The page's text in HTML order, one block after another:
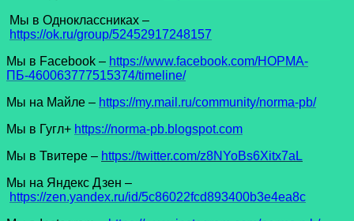
Мы в Одноклассниках –
https://ok.ru/group/52452917248157
Мы в Facеbook – https://www.facebook.com/НОРМА-
ПБ-460063777515374/timeline/
Мы на Майле – https://my.mail.ru/community/norma-pb/
Мы в Гугл+ https://norma-pb.blogspot.com
Мы в Твитере – https://twitter.com/z8NYoBs6Xitx7aL
Мы на Яндекс Дзен –
https://zen.yandex.ru/id/5c86022fcd893400b3e4ea8c